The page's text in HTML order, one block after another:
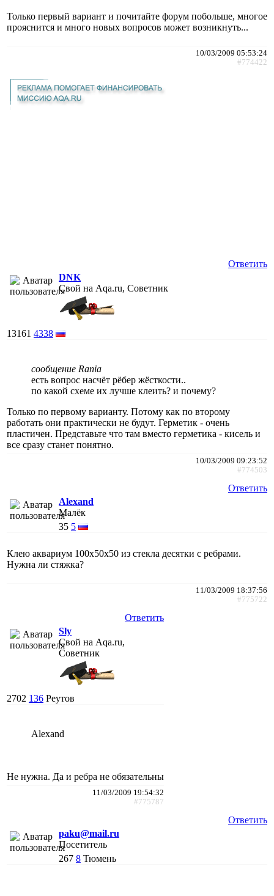
Только первый вариант и почитайте форум побольше, многое
прояснится и много новых вопросов может возникнуть...
10/03/2009 05:53:24
#774422
Ответить
DNK
Свой на Aqa.ru, Советник
13161 4338
сообщение Rania
есть вопрос насчёт рёбер жёсткости..
по какой схеме их лучше клеить? и почему?
Только по первому варианту. Потому как по второму
работать они практически не будут. Герметик - очень
пластичен. Представьте что там вместо герметика - кисель и
все сразу станет понятно.
10/03/2009 09:23:52
#774503
Ответить
Alexand
Малёк
35 5
Клею аквариум 100х50х50 из стекла десятки с ребрами.
Нужна ли стяжка?
11/03/2009 18:37:56
#775722
Ответить
Sly
Свой на Aqa.ru,
Советник
2702 136 Реутов
Alexand
Не нужна. Да и ребра не обязательны
11/03/2009 19:54:32
#775787
Ответить
paku@mail.ru
Посетитель
267 8 Тюмень